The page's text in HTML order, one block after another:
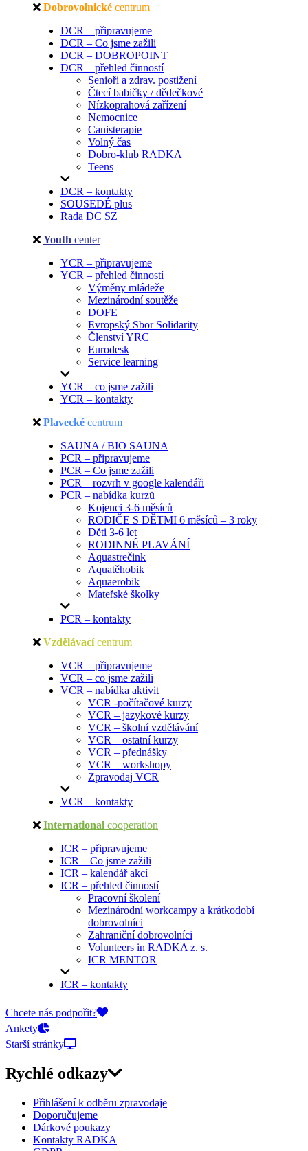
Dobrovolnické centrum
DCR – připravujeme
DCR – Co jsme zažili
DCR – DOBROPOINT
DCR – přehled činností
Senioři a zdrav. postižení
Čtecí babičky / dědečkové
Nízkoprahová zařízení
Nemocnice
Canisterapie
Volný čas
Dobro-klub RADKA
Teens
DCR – kontakty
SOUSEDÉ plus
Rada DC SZ
Youth center
YCR – připravujeme
YCR – přehled činností
Výměny mládeže
Mezinárodní soutěže
DOFE
Evropský Sbor Solidarity
Členství YRC
Eurodesk
Service learning
YCR – co jsme zažili
YCR – kontakty
Plavecké centrum
SAUNA / BIO SAUNA
PCR – připravujeme
PCR – Co jsme zažili
PCR – rozvrh v google kalendáři
PCR – nabídka kurzů
Kojenci 3-6 měsíců
RODIČE S DĚTMI 6 měsíců – 3 roky
Děti 3-6 let
RODINNÉ PLAVÁNÍ
Aquastrečink
Aquatěhobik
Aquaerobik
Mateřské školky
PCR – kontakty
Vzdělávací centrum
VCR – připravujeme
VCR – co jsme zažili
VCR – nabídka aktivit
VCR -počítačové kurzy
VCR – jazykové kurzy
VCR – školní vzdělávání
VCR – ostatní kurzy
VCR – přednášky
VCR – workshopy
Zpravodaj VCR
VCR – kontakty
International cooperation
ICR – připravujeme
ICR – Co jsme zažili
ICR – kalendář akcí
ICR – přehled činností
Pracovní školení
Mezinárodní workcampy a krátkodobí
dobrovolníci
Zahraniční dobrovolníci
Volunteers in RADKA z. s.
ICR MENTOR
ICR – kontakty
On-line přihlášky
Chcete nás podpořit?
Ankety
Starší stránky
Rychlé odkazy
Přihlášení k odběru zpravodaje
Doporučujeme
Dárkové poukazy
Kontakty RADKA